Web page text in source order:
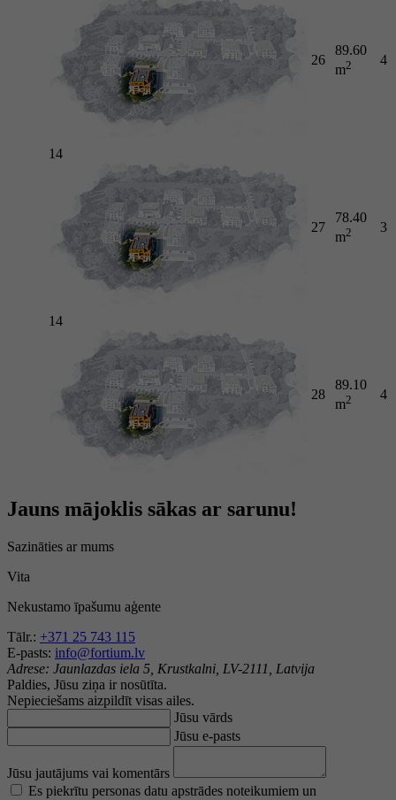
26
89.60
m2 4
14
27
78.40
m2 3
14
28
89.10
m2 4
Jauns mājoklis sākas ar sarunu!
Sazināties ar mums
Vita
Nekustamo īpašumu aģente
Tālr.: +371 25 743 115
E-pasts: info@fortium.lv
Adrese: Jaunlazdas iela 5, Krustkalni, LV-2111, Latvija
Paldies, Jūsu ziņa ir nosūtīta.
Nepieciešams aizpildīt visas ailes.
Jūsu vārds
Jūsu e-pasts
Jūsu jautājums vai komentārs
Es piekrītu personas datu apstrādes noteikumiem un